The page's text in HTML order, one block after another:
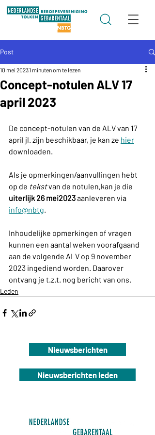
Post
Concept-notulen ALV 17
april 2023
10 mei 20231 minuten om te lezen
De concept-notulen van de ALV van 17
april jl. zijn beschikbaar, je kan ze hier
downloaden.
Als je opmerkingen/aanvullingen hebt
op de tekst van de notulen,kan je die
uiterlijk 26 mei2023 aanleveren via
info@nbtg.
Inhoudelijke opmerkingen of vragen
kunnen een aantal weken voorafgaand
aan de volgende ALV op 9 november
2023 ingediend worden. Daarover
ontvang je t.z.t. nog bericht van ons.
Leden
Nieuwsberichten
Nieuwsberichten leden